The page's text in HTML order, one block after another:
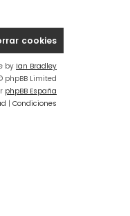
cookies
by Ian Bradley
phpBB Limited
phpBB España
| Condiciones